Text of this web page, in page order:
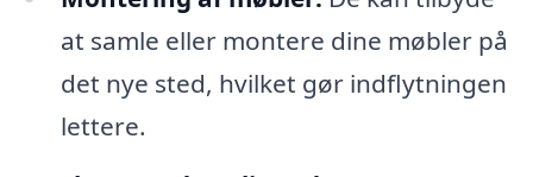
at samle eller montere dine møbler på
det nye sted, hvilket gør indflytningen
lettere.